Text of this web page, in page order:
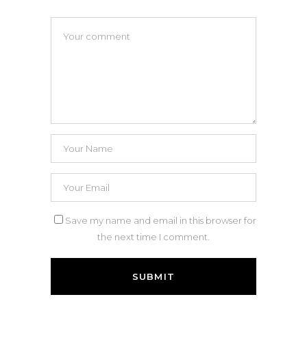
Save my name and email in this browser for
the next time I comment.